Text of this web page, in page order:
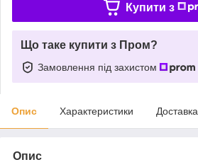
Купити з
Що таке купити з Пром?
Замовлення під захистом
Опис Характеристики Доставка
Опис